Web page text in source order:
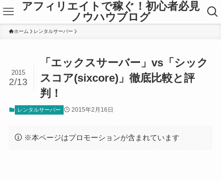
アフィリエイトで稼ぐ！初心者必見
ノウハウブログ
ホーム レンタルサーバー
「エックスサーバー」vs「シック
スコア(sixcore)」徹底比較と評
判！
2015
2/13
レンタルサーバー 2015年2月16日
※本ページはプロモーションが含まれています